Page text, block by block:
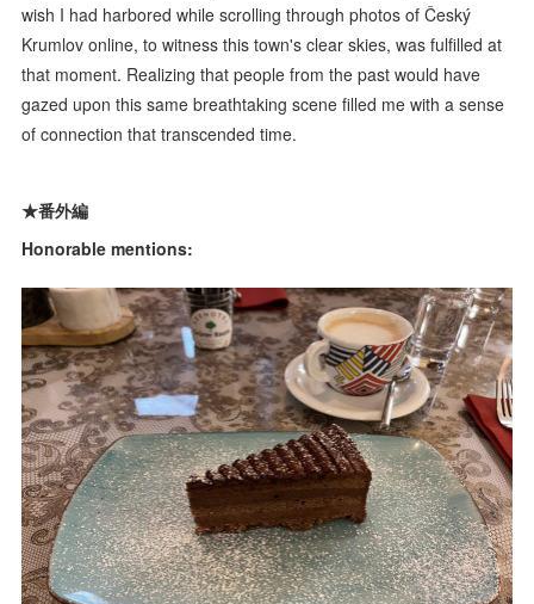
wish I had harbored while scrolling through photos of Český
Krumlov online, to witness this town's clear skies, was fulfilled at
that moment. Realizing that people from the past would have
gazed upon this same breathtaking scene filled me with a sense
of connection that transcended time.
★番外編
Honorable mentions: